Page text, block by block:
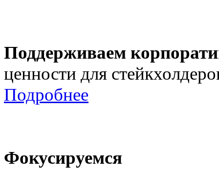
Поддерживаем
ценности для
Подробнее
Фокусируемся